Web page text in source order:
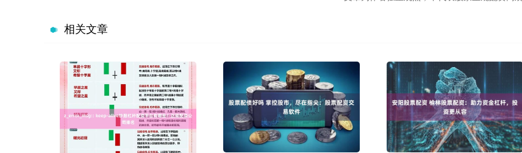
相关文章